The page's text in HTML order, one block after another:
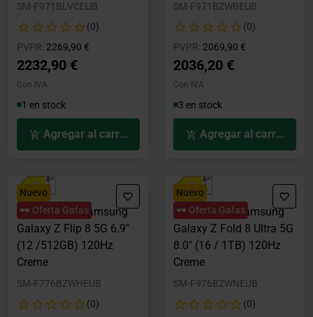
SM-F971BLVCEUB
(0)
PVPR: Precio rebajado desde
2269,90 €
2232,90 €
Con IVA
1 en stock
Agregar al carrito
SM-F971BZWBEUB
(0)
PVPR: Precio rebajado desde
2069,90 €
2036,20 €
Con IVA
3 en stock
Agregar al carrito
Nuevo
🕶️ Oferta Gafas
Smartphone Samsung
Galaxy Z Flip 8 5G 6.9"
(12 /512GB) 120Hz
Creme
SM-F776BZWHEUB
(0)
Nuevo
🕶️ Oferta Gafas
Smartphone Samsung
Galaxy Z Fold 8 Ultra 5G
8.0" (16 / 1TB) 120Hz
Creme
SM-F976BZWNEUB
(0)